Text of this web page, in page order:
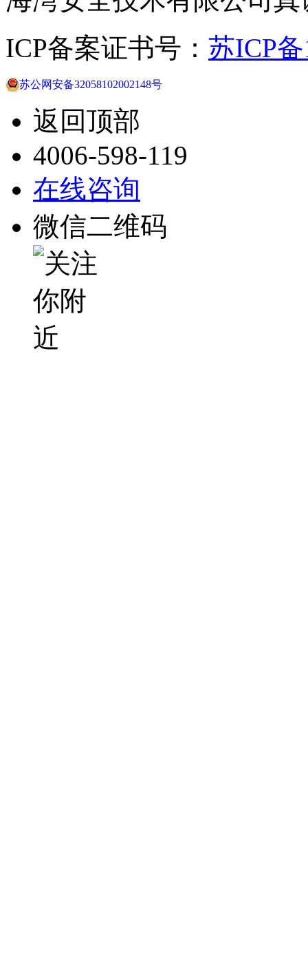
ICP备案证书号： 苏ICP
苏公网安备32058102002148号
返回顶部
4006-598-119
在线咨询
微信二维码